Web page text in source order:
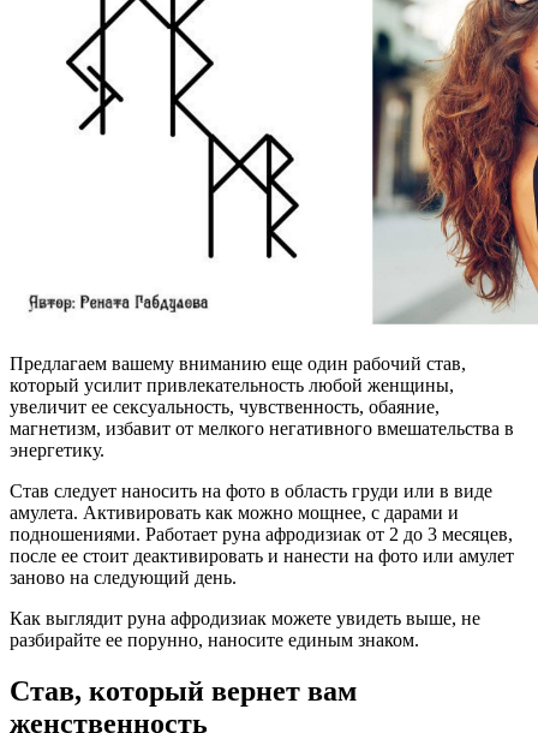
Предлагаем вашему вниманию еще один рабочий став,
который усилит привлекательность любой женщины,
увеличит ее сексуальность, чувственность, обаяние,
магнетизм, избавит от мелкого негативного вмешательства в
энергетику.
Став следует наносить на фото в область груди или в виде
амулета. Активировать как можно мощнее, с дарами и
подношениями. Работает руна афродизиак от 2 до 3 месяцев,
после ее стоит деактивировать и нанести на фото или амулет
заново на следующий день.
Как выглядит руна афродизиак можете увидеть выше, не
разбирайте ее порунно, наносите единым знаком.
Став, который вернет вам
женственность